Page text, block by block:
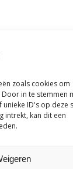
zoals cookies om
in te stemmen
ID's op deze
intrekt, kan dit een